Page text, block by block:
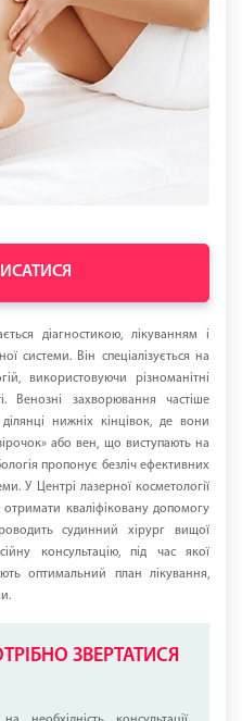
діагностикою, лікуванням і
системи. Він спеціалізується на
використовуючи різноманітні
Венозні захворювання частіше
нижніх кінцівок, де вони
або вен, що виступають на
пропонує безліч ефективних
У Центрі лазерної косметології
кваліфіковану допомогу
судинний хірург вищої
консультацію, під час якої
оптимальний план лікування,
ЗВЕРТАТИСЯ